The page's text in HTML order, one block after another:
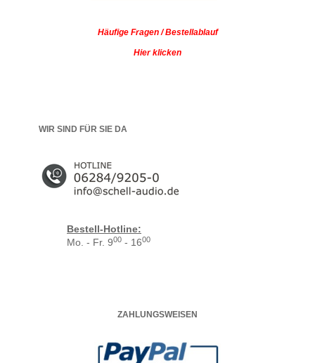
Häufige Fragen / Bestellablauf
Hier klicken
WIR SIND FÜR SIE DA
Bestell-Hotline:
Mo. - Fr. 900 - 1600
ZAHLUNGSWEISEN